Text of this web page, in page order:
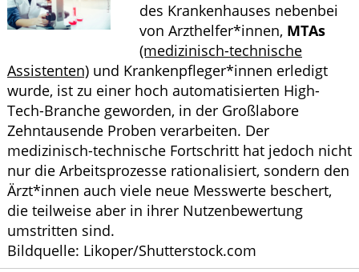
des Krankenhauses nebenbei
von Arzthelfer*innen, MTAs
(medizinisch-technische
Assistenten) und Krankenpfleger*innen erledigt
wurde, ist zu einer hoch automatisierten High-
Tech-Branche geworden, in der Großlabore
Zehntausende Proben verarbeiten. Der
medizinisch-technische Fortschritt hat jedoch nicht
nur die Arbeitsprozesse rationalisiert, sondern den
Ärzt*innen auch viele neue Messwerte beschert,
die teilweise aber in ihrer Nutzenbewertung
umstritten sind.
Bildquelle: Likoper/Shutterstock.com